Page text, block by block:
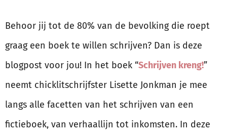
Behoor jij tot de 80% van de bevolking die roept
graag een boek te willen schrijven? Dan is deze
blogpost voor jou! In het boek “Schrijven kreng!”
neemt chicklitschrijfster Lisette Jonkman je mee
langs alle facetten van het schrijven van een
fictieboek, van verhaallijn tot inkomsten. In deze